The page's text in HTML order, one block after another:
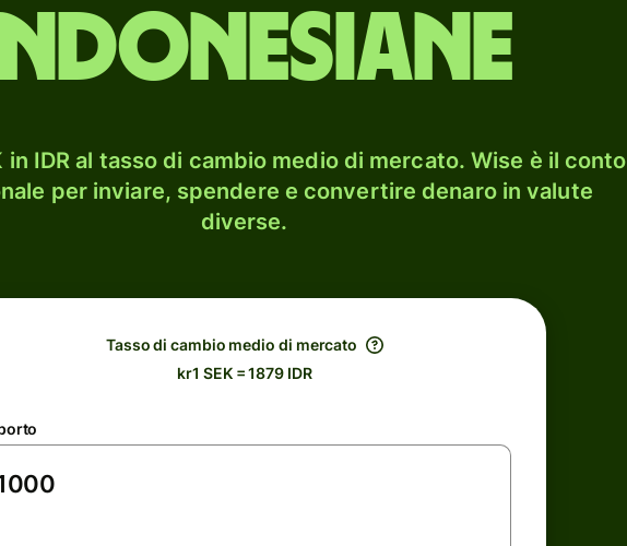
in IDR al tasso di cambio medio di mercato. Wise è il conto
per inviare, spendere e convertire denaro in valute
diverse.
Tasso di cambio medio di mercato
kr1 SEK = 1879 IDR